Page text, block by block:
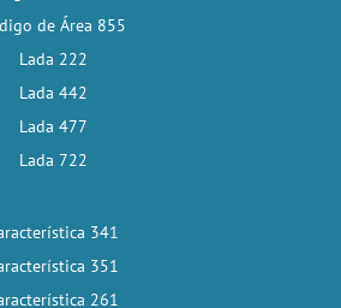
de Área 855
Lada 222
Lada 442
Lada 477
Lada 722
341
351
261